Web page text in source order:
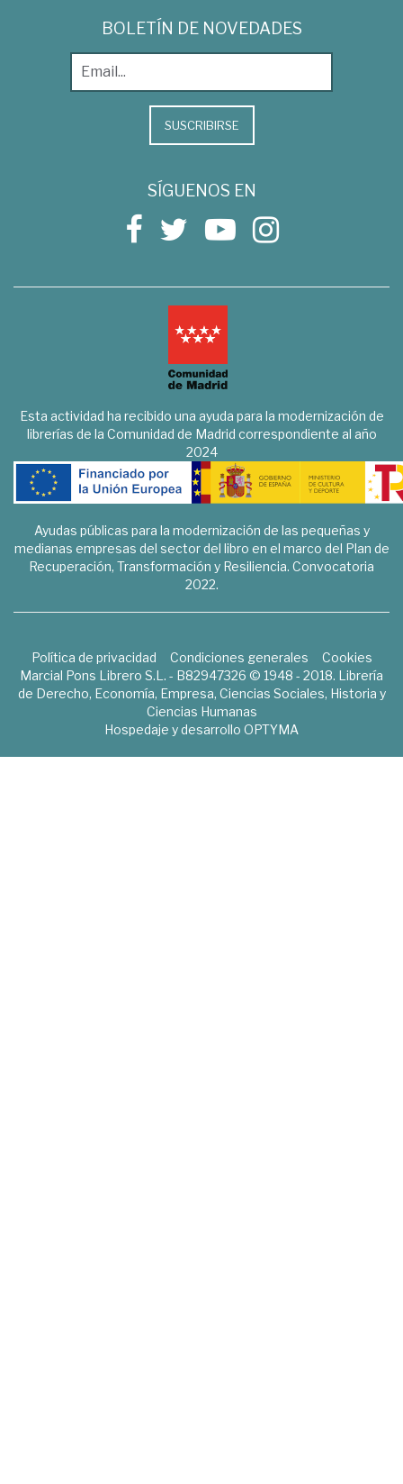
BOLETÍN DE NOVEDADES
SUSCRIBIRSE
SÍGUENOS EN
Esta actividad ha recibido una ayuda para la modernización de
librerías de la Comunidad de Madrid correspondiente al año
2024
Ayudas públicas para la modernización de las pequeñas y
medianas empresas del sector del libro en el marco del Plan de
Recuperación, Transformación y Resiliencia. Convocatoria
2022.
Política de privacidad Condiciones generales
Cookies
Marcial Pons Librero S.L. - B82947326 © 1948 - 2018. Librería
de Derecho, Economía, Empresa, Ciencias Sociales, Historia y
Ciencias Humanas
Hospedaje y desarrollo OPTYMA